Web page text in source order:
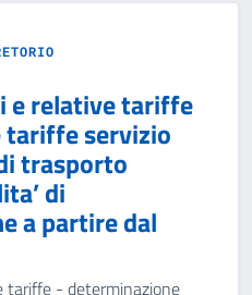
e relative tariffe
servizio
trasporto
di
a partire dal
tariffe - determinazione